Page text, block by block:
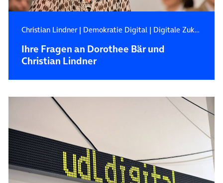
Christian Lindner| Demokratie Digital| Digitale Zukunft
Ihre Fragen an Dorothee Bär und
Christian Lindner